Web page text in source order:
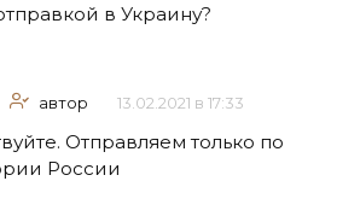
в Украину?
автор 13.02.2021 в 17:33
Отправляем только по
России